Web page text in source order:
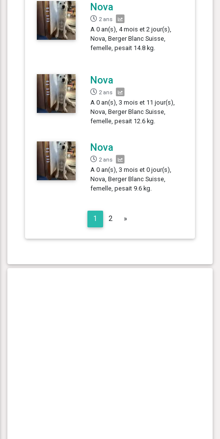
Nova
2 ans
A 0 an(s), 4 mois et 2 jour(s),
Nova, Berger Blanc Suisse,
femelle, pesait 14.8 kg.
Nova
2 ans
A 0 an(s), 3 mois et 11 jour(s),
Nova, Berger Blanc Suisse,
femelle, pesait 12.6 kg.
Nova
2 ans
A 0 an(s), 3 mois et 0 jour(s),
Nova, Berger Blanc Suisse,
femelle, pesait 9.6 kg.
1 2 »Next